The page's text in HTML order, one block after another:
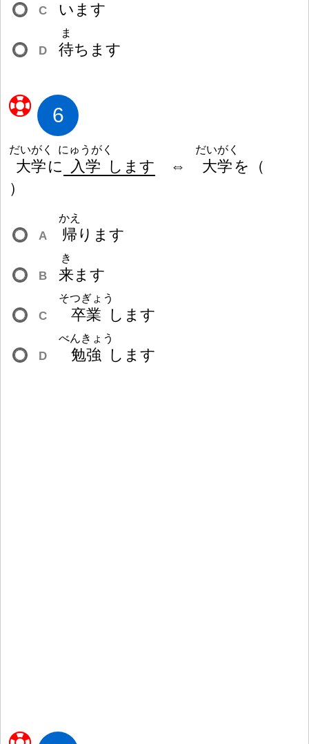
C います
D 待
ま
ちます
6
大学
だいがく
に 入学
にゅうがく
します ⇔ 大学
だいがく
を
（
）
A 帰
かえ
ります
B 来
き
ます
C 卒業
そつぎょう
します
D 勉強
べんきょう
します